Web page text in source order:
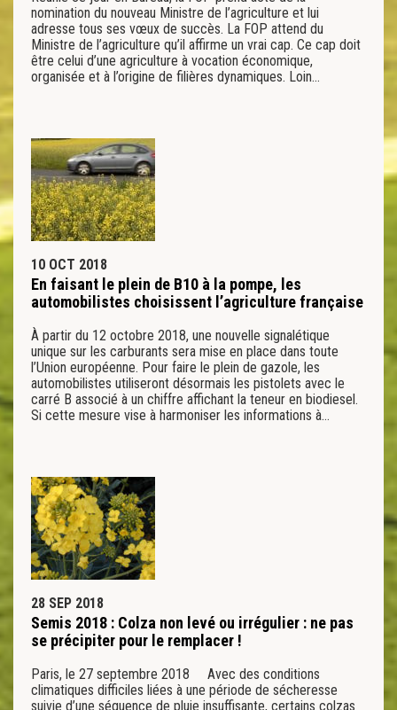
nomination du nouveau Ministre de l’agriculture et lui
adresse tous ses vœux de succès. La FOP attend du
Ministre de l’agriculture qu’il affirme un vrai cap. Ce cap doit
être celui d’une agriculture à vocation économique,
organisée et à l’origine de filières dynamiques. Loin…
10 OCT 2018
En faisant le plein de B10 à la pompe, les
automobilistes choisissent l’agriculture française
À partir du 12 octobre 2018, une nouvelle signalétique
unique sur les carburants sera mise en place dans toute
l’Union européenne. Pour faire le plein de gazole, les
automobilistes utiliseront désormais les pistolets avec le
carré B associé à un chiffre affichant la teneur en biodiesel.
Si cette mesure vise à harmoniser les informations à…
28 SEP 2018
Semis 2018 : Colza non levé ou irrégulier : ne pas
se précipiter pour le remplacer !
Paris, le 27 septembre 2018 Avec des conditions
climatiques difficiles liées à une période de sécheresse
suivie d’une séquence de pluie insuffisante, certains colzas